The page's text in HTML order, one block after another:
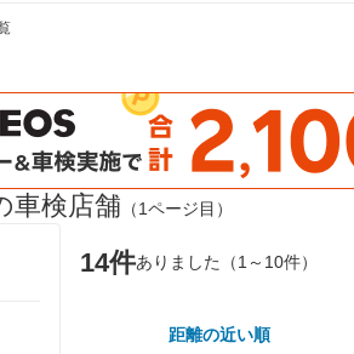
車検店舗 （1ページ目）
14件ありました（1～10件）
距離の近い順